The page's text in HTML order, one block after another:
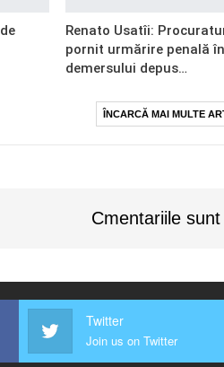
Renato Usatîi:
pornit urmărire penală
demersului depus…
ÎNCARCĂ MAI MULTE
Cmentariile
Twitter
Join us on Twitter